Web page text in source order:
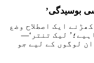
’بوسیدگی
ایک اصطلاح وضع
لیک تنتر‘—
لوگوں کے لیے جو